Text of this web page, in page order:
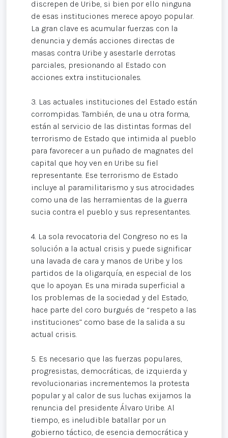
discrepen de Uribe, si bien por ello ninguna
de esas instituciones merece apoyo popular.
La gran clave es acumular fuerzas con la
denuncia y demás acciones directas de
masas contra Uribe y asestarle derrotas
parciales, presionando al Estado con
acciones extra institucionales.
3. Las actuales instituciones del Estado están
corrompidas. También, de una u otra forma,
están al servicio de las distintas formas del
terrorismo de Estado que intimida al pueblo
para favorecer a un puñado de magnates del
capital que hoy ven en Uribe su fiel
representante. Ese terrorismo de Estado
incluye al paramilitarismo y sus atrocidades
como una de las herramientas de la guerra
sucia contra el pueblo y sus representantes.
4. La sola revocatoria del Congreso no es la
solución a la actual crisis y puede significar
una lavada de cara y manos de Uribe y los
partidos de la oligarquía, en especial de los
que lo apoyan. Es una mirada superficial a
los problemas de la sociedad y del Estado,
hace parte del coro burgués de “respeto a las
instituciones” como base de la salida a su
actual crisis.
5. Es necesario que las fuerzas populares,
progresistas, democráticas, de izquierda y
revolucionarias incrementemos la protesta
popular y al calor de sus luchas exijamos la
renuncia del presidente Álvaro Uribe. Al
tiempo, es ineludible batallar por un
gobierno táctico, de esencia democrática y